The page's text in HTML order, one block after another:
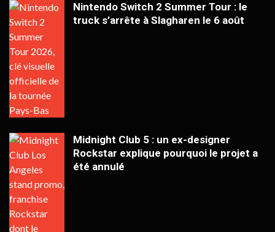
Nintendo Switch 2 Summer Tour : le
truck s’arrête à Slagharen le 6 août
Midnight Club 5 : un ex-designer
Rockstar explique pourquoi le projet a
été annulé